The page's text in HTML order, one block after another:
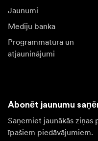
Jaunumi
Mediju banka
Programmatūra un
atjauninājumi
Abonēt jaunumu
Saņemiet jaunākās
īpašiem piedāvājumiem.